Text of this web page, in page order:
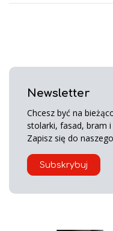
Newsletter
Chcesz być na
stolarki, fasad, bram i
Zapisz się do
Subskrybuj